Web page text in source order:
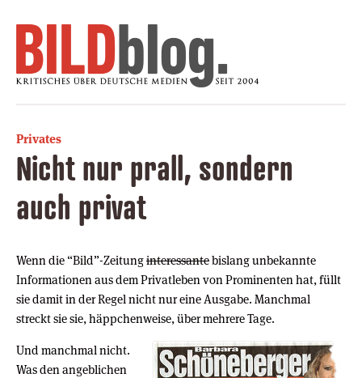
Privates
Nicht nur prall, sondern
auch privat
Wenn die “Bild”-Zeitunginteressantebislang unbekannte
Informationen aus dem Privatleben von Prominenten hat, füllt
sie damit in der Regel nicht nur eine Ausgabe. Manchmal
streckt sie sie, häppchenweise, über mehrere Tage.
Und manchmal nicht.
Was den angeblichen